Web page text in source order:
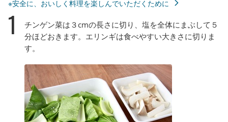
※安全に、おいしく料理を楽しんでいただくために
1
チンゲン菜は３cmの長さに切り、塩を全体にまぶして５
分ほどおきます。エリンギは食べやすい大きさに切りま
す。